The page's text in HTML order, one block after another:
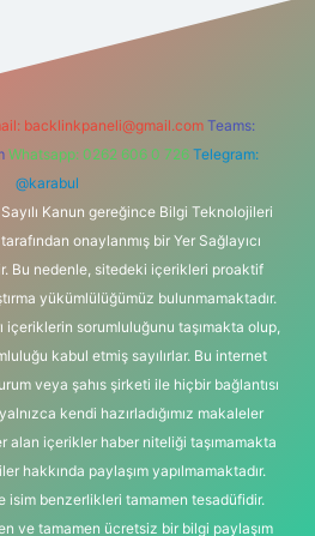
backlinkpaneli@gmail.com Teams:
Whatsapp: 0262 606 0 726 Telegram:
@karabul
Kanun gereğince Bilgi Teknolojileri
onaylanmış bir Yer Sağlayıcı
Bu nedenle, sitedeki içerikleri proaktif
yükümlülüğümüz bulunmamaktadır.
içeriklerin sorumluluğunu taşımakta olup,
kabul etmiş sayılırlar. Bu internet
veya şahıs şirketi ile hiçbir bağlantısı
kendi hazırladığımız makaleler
alan içerikler haber niteliği taşımamakta
hakkında paylaşım yapılmamaktadır.
isim benzerlikleri tamamen tesadüfidir.
ve tamamen ücretsiz bir bilgi paylaşım